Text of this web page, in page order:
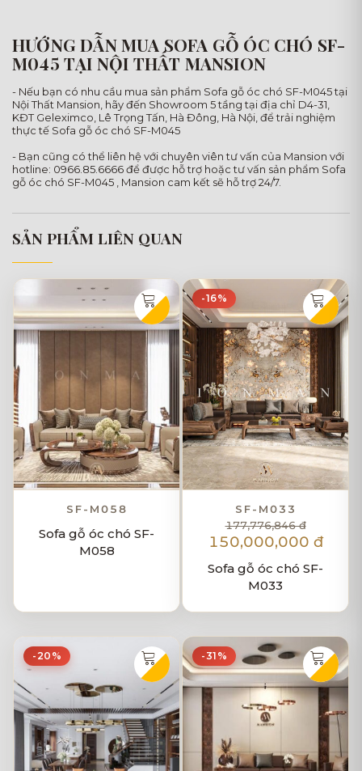
HƯỚNG DẪN MUA SOFA GỖ ÓC CHÓ SF-
M045 TẠI NỘI THẤT MANSION
- Nếu bạn có nhu cầu mua sản phẩm Sofa gỗ óc chó SF-M045 tại
Nội Thất Mansion, hãy đến Showroom 5 tầng tại địa chỉ D4-31,
KĐT Geleximco, Lê Trọng Tấn, Hà Đông, Hà Nội, để trải nghiệm
thực tế Sofa gỗ óc chó SF-M045
- Bạn cũng có thể liên hệ với chuyên viên tư vấn của Mansion với
hotline: 0966.85.6666 để được hỗ trợ hoặc tư vấn sản phẩm Sofa
gỗ óc chó SF-M045 , Mansion cam kết sẽ hỗ trợ 24/7.
SẢN PHẨM LIÊN QUAN
SF-M058
Sofa gỗ óc chó SF-
M058
-16%
SF-M033
177,776,846 đ
150,000,000 đ
Sofa gỗ óc chó SF-
M033
-20% -31%